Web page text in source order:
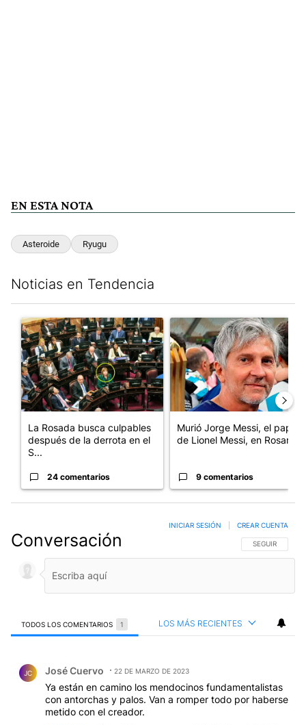
EN ESTA NOTA
Asteroide Ryugu
Noticias en Tendencia
Un artículo de tendencia con el título "La Rosada busca
La Rosada busca culpables
después de la derrota en el
S...
24 comentarios
Un artículo de tendencia con
Murió Jorge Messi, el papá
de Lionel Messi, en Rosario
9 comentarios
Conversación SIGA ESTA
SEGUIR
INICIAR SESIÓN CREAR CUENTA
TODOS LOS COMENTARIOS 1 LOS MÁS RECIENTES
JC José Cuervo 22 DE MARZO DE 2023
Ya están en camino los mendocinos fundamentalistas
con antorchas y palos. Van a romper todo por haberse
metido con el creador.